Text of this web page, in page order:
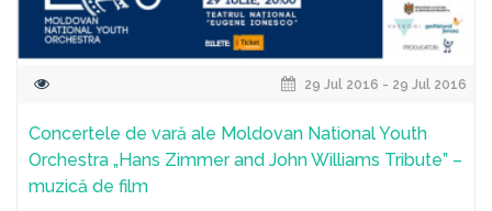
29 Jul 2016 - 29 Jul 2016
Concertele de vară ale Moldovan National Youth
Orchestra „Hans Zimmer and John Williams Tribute” –
muzică de film